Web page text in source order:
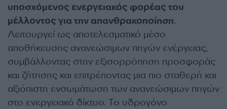
υποσχόμενος ενεργειακός φορέας του
μέλλοντος για την απανθρακοποίηση.
Λειτουργεί ως αποτελεσματικό μέσο
αποθήκευσης ανανεώσιμων πηγών ενέργειας,
συμβάλλοντας στην εξισορρόπηση προσφοράς
και ζήτησης και επιτρέποντας μια πιο σταθερή και
αξιόπιστη ενσωμάτωση των ανανεώσιμων πηγών
στο ενεργειακό δίκτυο. Το υδρογόνο